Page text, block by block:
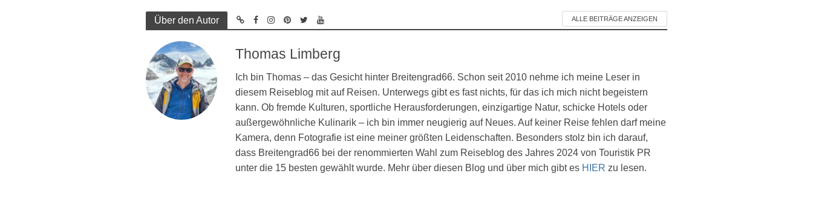
Über den Autor ALLE BEITRÄGE ANZEIGEN
Thomas Limberg
Ich bin Thomas – das Gesicht hinter Breitengrad66. Schon seit 2010 nehme ich meine Leser in
diesem Reiseblog mit auf Reisen. Unterwegs gibt es fast nichts, für das ich mich nicht begeistern
kann. Ob fremde Kulturen, sportliche Herausforderungen, einzigartige Natur, schicke Hotels oder
außergewöhnliche Kulinarik – ich bin immer neugierig auf Neues. Auf keiner Reise fehlen darf meine
Kamera, denn Fotografie ist eine meiner größten Leidenschaften. Besonders stolz bin ich darauf,
dass Breitengrad66 bei der renommierten Wahl zum Reiseblog des Jahres 2024 von Touristik PR
unter die 15 besten gewählt wurde. Mehr über diesen Blog und über mich gibt es HIER zu lesen.